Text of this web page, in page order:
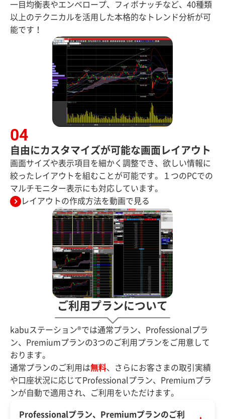
一目均衡表やエンベロープ、フィボナッチなど、40種類
以上のテクニカルを活用した本格的なトレンド分析が可
能です！
自由にカスタマイズが可能な画面レイアウト
画面サイズや表示項目を細かく調整でき、欲しい情報に
絞ったレイアウトを組むことが可能です。１つのPCでの
マルチモニター表示にも対応しています。
レイアウトの作成方法を動画で見る
ご利用プランについて
kabuステーション®では通常プラン、Professionalプラ
ン、Premiumプランの3つのご利用プランをご用意して
おります。
通常プランのご利用は無料、さらにお客さまの取引実績
や口座状況に応じてProfessionalプラン、Premiumプラ
ンが自動で適用され、ご利用をいただけます。
Professionalプラン、Premiumプランのご利